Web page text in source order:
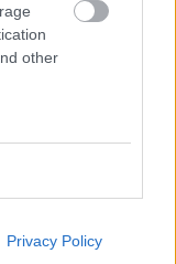
other
Privacy Policy
TV του